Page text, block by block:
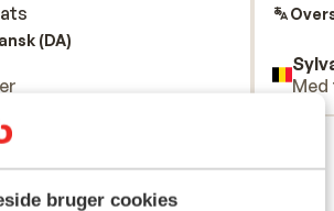
bruger cookies
(DA)
alle 21 anmeldelser